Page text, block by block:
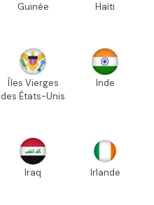
Guinée Haïti
Îles Vierges
des États-Unis
Inde
Iraq Irlande